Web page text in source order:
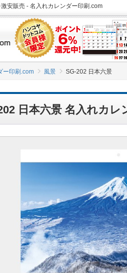
安販売 - 名入れカレンダー印刷.com
ー印刷.com 風景 SG-202 日本六景
日本六景 名入れカレ